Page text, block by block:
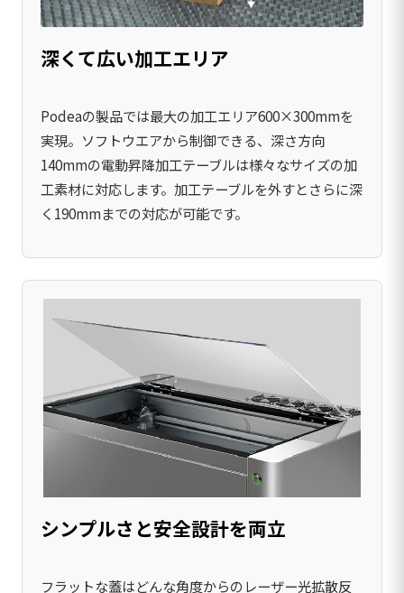
深くて広い加工エリア
Podeaの製品では最大の加工エリア600×300mmを
実現。ソフトウエアから制御できる、深さ方向
140mmの電動昇降加工テーブルは様々なサイズの加
工素材に対応します。加工テーブルを外すとさらに深
く190mmまでの対応が可能です。
シンプルさと安全設計を両立
フラットな蓋はどんな角度からのレーザー光拡散反